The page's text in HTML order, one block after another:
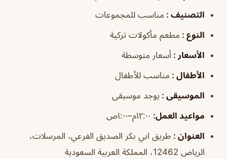
التصنيف : مناسب للمجموعات
النوع : مطعم مأكولات تركية
الأسعار : أسعار متوسطة
الأطفال : مناسب للأطفال
الموسيقى : يوجد موسيقى
مواعيد العمل:
العنوان : طريق ابي بكر الصديق الفرعي، المرسلات،
الرياض 12462، المملكة العربية السعودية